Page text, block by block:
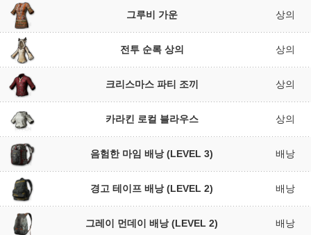
그루비 가운 상의
전투 순록 상의 상의
크리스마스 파티 조끼 상의
카라킨 로컬 블라우스 상의
음험한 마임 배낭 (LEVEL 3) 배낭
경고 테이프 배낭 (LEVEL 2) 배낭
그레이 먼데이 배낭 (LEVEL 2) 배낭